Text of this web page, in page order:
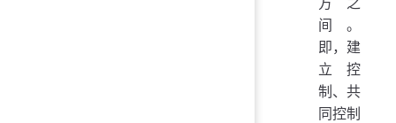
间。
即，建
立控
制、共
同控制